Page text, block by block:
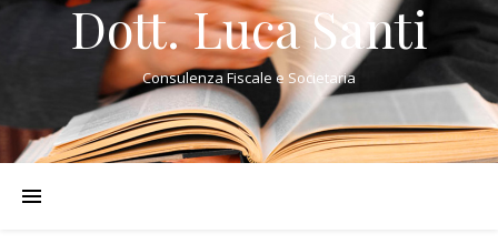
Dott. Luca Santi
Consulenza Fiscale e Societaria